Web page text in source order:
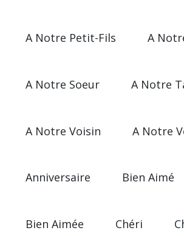
A Notre Petit-Fils A
A Notre Soeur A Notre
A Notre Voisin A Notre
Anniversaire Bien Aimé
Bien Aimée Chéri